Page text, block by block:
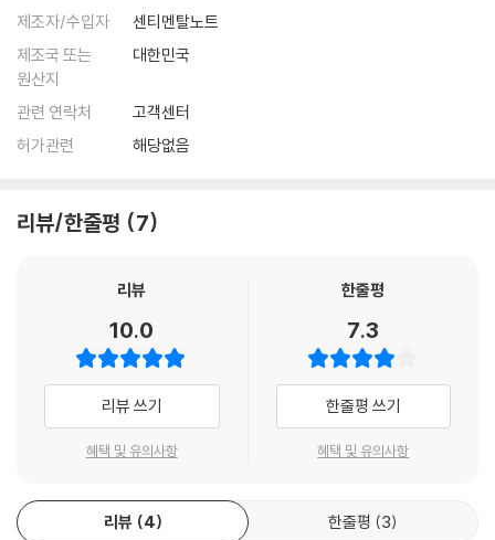
제조자/수입자
센티멘탈노트
제조국 또는
원산지
대한민국
관련 연락처
고객센터
허가관련
해당없음
리뷰/한줄평 7
리뷰
10.0
리뷰 쓰기
혜택 및 유의사항
한줄평
7.3
한줄평 쓰기
혜택 및 유의사항
리뷰 4 한줄평 3